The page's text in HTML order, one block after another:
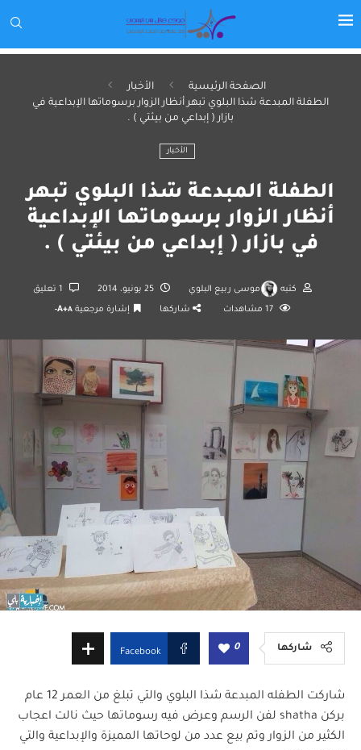
الصفحة الرئيسية
الأخبار
الطفلة المبدعة شذا البلوي تبهر أنظار الزوار برسوماتها الإبداعية في
بازار ( إبداعي من بيئتي ) .
الأخبار
الطفلة المبدعة شذا البلوي تبهر
أنظار الزوار برسوماتها الإبداعية
في بازار ( إبداعي من بيئتي ) .
كتبه موسى ربيع البلوي 25 يونيو، 2014
17 مشاهدات شاركها إشارة مرجعية A+A-
شاركها 0
Facebook
شاركت الطفله المبدعة شذا البلوي والتي تبلغ من العمر 12 عام
بركن shatha لفن الرسم وعرض فيه رسوماتها حيث نالت اعجاب
الكثير من الزوار وتم بيع عدد من لوحاتها المميزة والإبداعية والتي